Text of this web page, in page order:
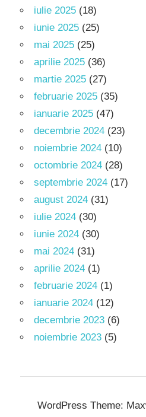
iulie 2025 (18)
iunie 2025 (25)
mai 2025 (25)
aprilie 2025 (36)
martie 2025 (27)
februarie 2025 (35)
ianuarie 2025 (47)
decembrie 2024 (23)
noiembrie 2024 (10)
octombrie 2024 (28)
septembrie 2024 (17)
august 2024 (31)
iulie 2024 (30)
iunie 2024 (30)
mai 2024 (31)
aprilie 2024 (1)
februarie 2024 (1)
ianuarie 2024 (12)
decembrie 2023 (6)
noiembrie 2023 (5)
WordPress Theme: